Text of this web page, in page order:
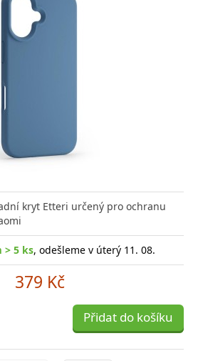
kryt Etteri určený pro ochranu
> 5 ks, odešleme v úterý 11. 08.
379 Kč
Přidat do košíku